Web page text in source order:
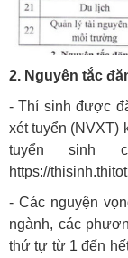
2. Nguyên tắc
- Thí sinh được
xét tuyển (NVXT)
tuyển sinh
https://
- Các nguyện
ngành, các
thứ tự từ 1 đến